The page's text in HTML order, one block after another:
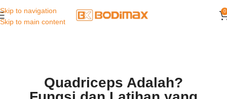
Skip to navigation
Skip to main content
0
Quadriceps Adalah?